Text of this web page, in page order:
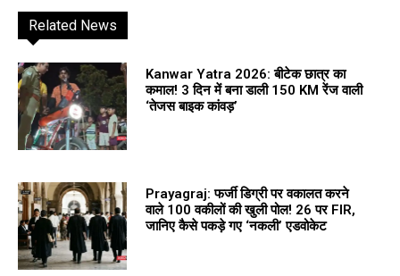
Related News
Kanwar Yatra 2026: बीटेक छात्र का
कमाल! 3 दिन में बना डाली 150 KM रेंज वाली
‘तेजस बाइक कांवड़’
Prayagraj: फर्जी डिग्री पर वकालत करने
वाले 100 वकीलों की खुली पोल! 26 पर FIR,
जानिए कैसे पकड़े गए ‘नकली’ एडवोकेट